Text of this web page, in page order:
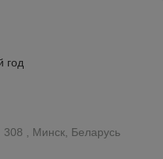
год
, Минск, Беларусь